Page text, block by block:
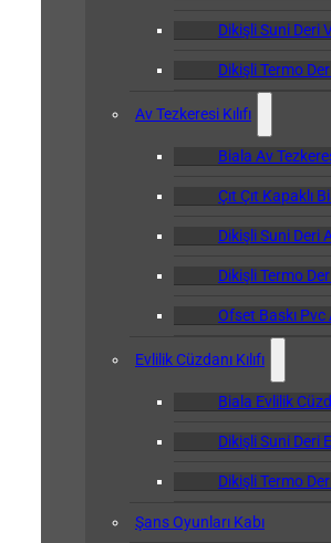
Dikişli Suni Deri
Dikişli Termo
Av Tezkeresi Kılıfı
Biala Av
Çıt Çıt Kapaklı
Dikişli Suni Deri
Dikişli Termo
Ofset Baskı Pvc
Evlilik Cüzdanı Kılıfı
Biala Evlilik
Dikişli Suni Deri
Dikişli Termo
Şans Oyunları Kabı